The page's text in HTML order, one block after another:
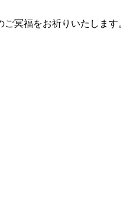
冥福をお祈りいたします。